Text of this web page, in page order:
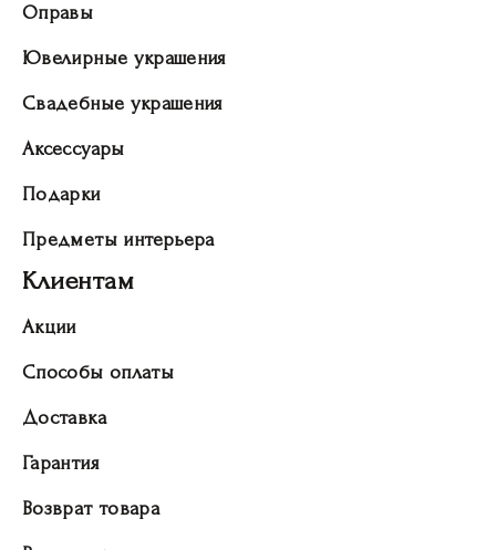
Оправы
Ювелирные украшения
Свадебные украшения
Аксессуары
Подарки
Предметы интерьера
Клиентам
Акции
Способы оплаты
Доставка
Гарантия
Возврат товара